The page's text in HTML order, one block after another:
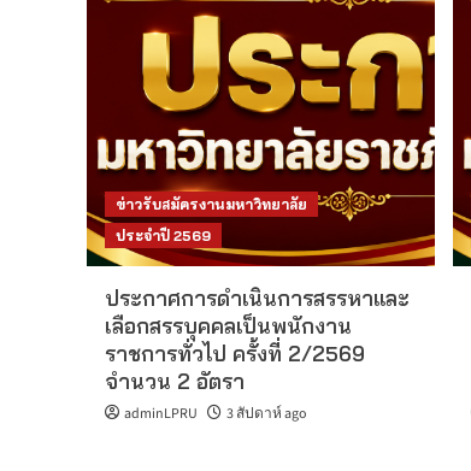
ข่าวรับสมัครงานมหาวิทยาลัย
ประจำปี 2569
ประกาศการดำเนินการสรรหาและ
เลือกสรรบุคคลเป็นพนักงาน
ราชการทั่วไป ครั้งที่ 2/2569
จำนวน 2 อัตรา
adminLPRU 3 สัปดาห์ ago